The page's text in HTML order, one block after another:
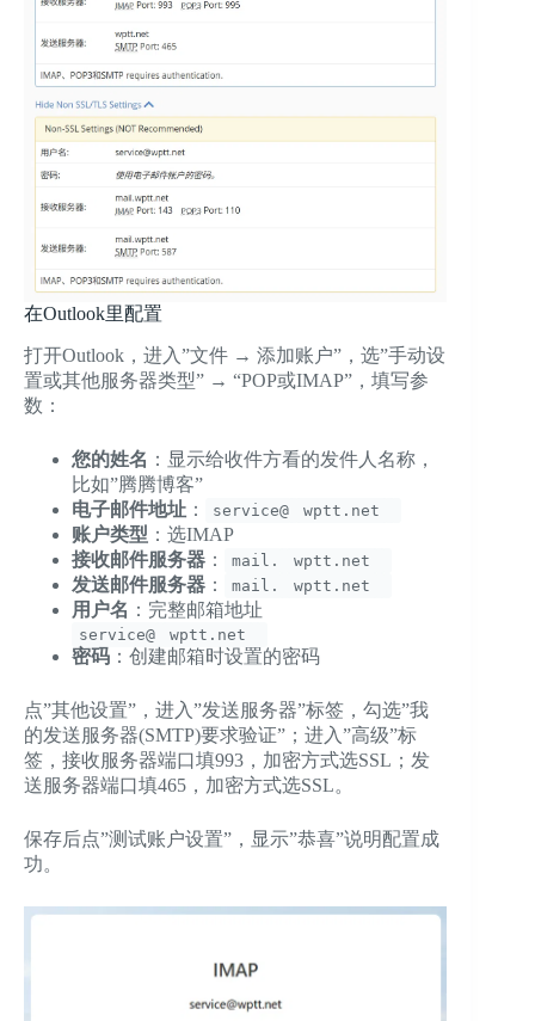
在Outlook里配置
打开Outlook，进入”文件 → 添加账户”，选”手动设
置或其他服务器类型” → “POP或IMAP”，填写参
数：
您的姓名 ：显示给收件方看的发件人名称，
比如”腾腾博客”
电子邮件地址 ： service@ wptt.net
账户类型 ：选IMAP
接收邮件服务器 ： mail. wptt.net
发送邮件服务器 ： mail. wptt.net
用户名 ：完整邮箱地址
service@ wptt.net
密码 ：创建邮箱时设置的密码
点”其他设置”，进入”发送服务器”标签，勾选”我
的发送服务器(SMTP)要求验证”；进入”高级”标
签，接收服务器端口填993，加密方式选SSL；发
送服务器端口填465，加密方式选SSL。
保存后点”测试账户设置”，显示”恭喜”说明配置成
功。